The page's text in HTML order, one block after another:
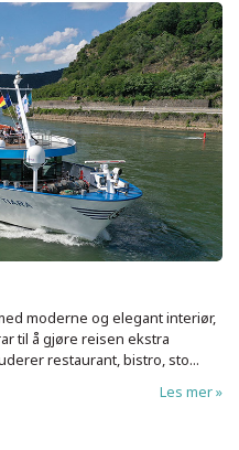
moderne og elegant interiør,
til å gjøre reisen ekstra
restaurant, bistro, sto...
Les mer